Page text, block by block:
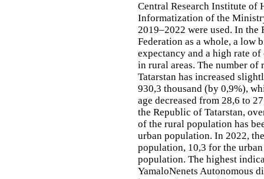
Central Research Institute of
Informatization of the
2019–2022 were used. In the
Federation as a whole, a low
expectancy and a high rate
in rural areas. The number
Tatarstan has increased
930,3 thousand (by 0,9%),
age decreased from 28,6 to
the Republic of Tatarstan,
of the rural population has
urban population. In 2022,
population, 10,3 for the
population. The highest
YamaloNenets Autonomous